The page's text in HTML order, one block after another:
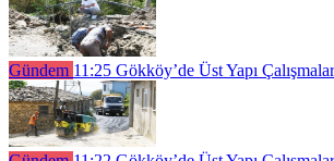
Gündem 11:25 Gökköy’de Üst Yapı